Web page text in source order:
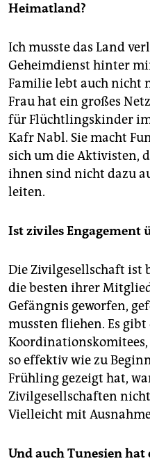
Heimatland?
Ich musste das Land
Geheimdienst hinter
Familie lebt auch nicht
Frau hat ein großes
für Flüchtlingskinder
Kafr Nabl. Sie macht
sich um die Aktivisten,
ihnen sind nicht dazu
leiten.
Ist ziviles Engagement
Die Zivilgesellschaft ist
die besten ihrer
Gefängnis geworfen,
mussten fliehen. Es gibt
so effektiv wie zu
Frühling gezeigt hat,
Zivilgesellschaften
Vielleicht mit
Und auch Tunesien